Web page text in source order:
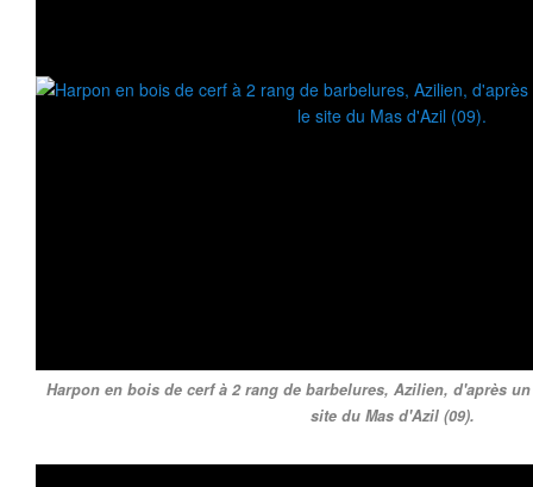
Harpon en bois de cerf à 2 rang de barbelures, Azilien, d'après
site du Mas d'Azil (09).